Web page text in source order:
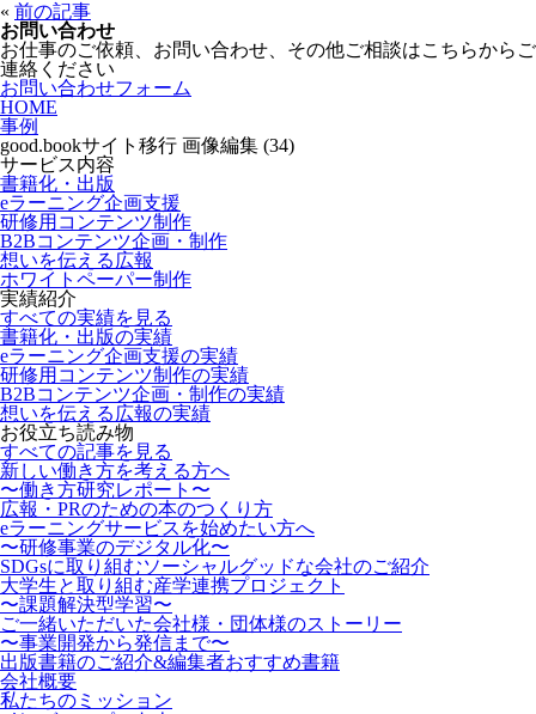
« 前の記事
お問い合わせ
お仕事のご依頼、お問い合わせ、その他ご相談はこちらからご
連絡ください
お問い合わせフォーム
HOME
事例
good.bookサイト移行 画像編集 (34)
サービス内容
書籍化・出版
eラーニング企画支援
研修用コンテンツ制作
B2Bコンテンツ企画・制作
想いを伝える広報
ホワイトペーパー制作
実績紹介
すべての実績を見る
書籍化・出版の実績
eラーニング企画支援の実績
研修用コンテンツ制作の実績
B2Bコンテンツ企画・制作の実績
想いを伝える広報の実績
お役立ち読み物
すべての記事を見る
新しい働き方を考える方へ
〜働き方研究レポート〜
広報・PRのための本のつくり方
eラーニングサービスを始めたい方へ
〜研修事業のデジタル化〜
SDGsに取り組むソーシャルグッドな会社のご紹介
大学生と取り組む産学連携プロジェクト
〜課題解決型学習〜
ご一緒いただいた会社様・団体様のストーリー
〜事業開発から発信まで〜
出版書籍のご紹介&編集者おすすめ書籍
会社概要
私たちのミッション